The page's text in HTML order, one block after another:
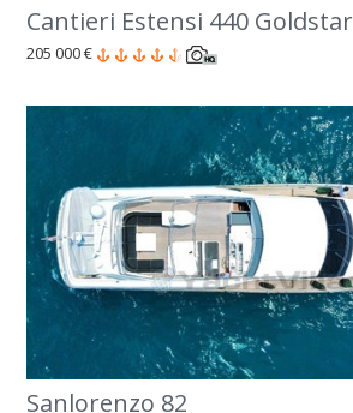
Cantieri Estensi 440 Goldstar
205 000 €
Sanlorenzo 82